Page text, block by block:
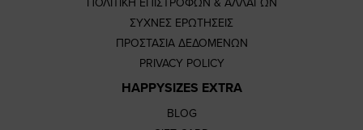
ΠΟΛΙΤΙΚΗ ΕΠΙΣΤΡΟΦΩΝ & ΑΛΛΑΓΩΝ
ΣΥΧΝΕΣ ΕΡΩΤΗΣΕΙΣ
ΠΡΟΣΤΑΣΙΑ ΔΕΔΟΜΕΝΩΝ
PRIVACY POLICY
HAPPYSIZES EXTRA
BLOG